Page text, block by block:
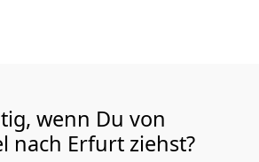
wenn Du von
nach Erfurt ziehst?